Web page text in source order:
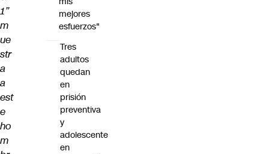
1”
m
ue
str
a
a
est
e
ho
m
mejores
esfuerzos"
Tres
adultos
quedan
en
prisión
preventiva
y
adolescente
en